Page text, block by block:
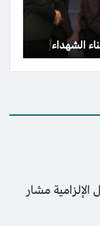
الشهداء
الإلزامية مشار